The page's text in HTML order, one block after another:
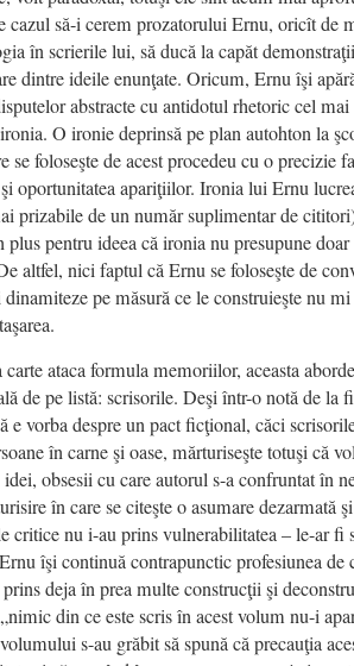
cazul să-i cerem prozatorului Ernu, oricît de
în scrierile lui, să ducă la capăt
dintre ideile enunţate. Oricum, Ernu îşi
abstracte cu antidotul rhetoric cel
O ironie deprinsă pe plan autohton la
se foloseşte de acest procedeu cu o precizie
oportunitatea apariţiilor. Ironia lui Ernu
prizabile de un număr suplimentar de
plus pentru ideea că ironia nu presupune
altfel, nici faptul că Ernu se foloseşte de
dinamiteze pe măsură ce le construieşte nu
ataca formula memoriilor, aceasta
de pe listă: scrisorile. Deşi într-o notă de la
e vorba despre un pact ficţional, căci
în carne şi oase, mărturiseşte totuşi că
obsesii cu care autorul s-a confruntat în
în care se citeşte o asumare dezarmată
critice nu i-au prins vulnerabilitatea – le-ar fi
îşi continuă contrapunctic profesiunea
deja în prea multe construcţii şi
din ce este scris în acest volum nu-i
s-au grăbit să spună că precauţia